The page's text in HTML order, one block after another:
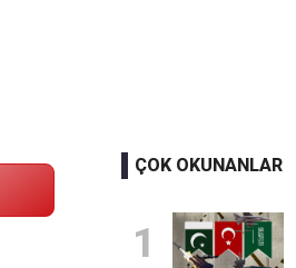
ÇOK OKUNANLAR
1